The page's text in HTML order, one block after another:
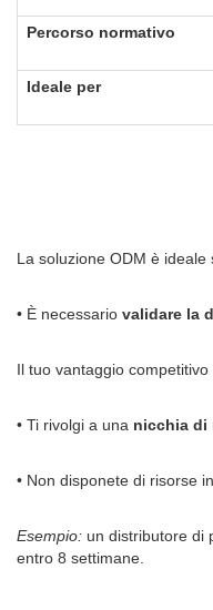
Percorso normativo
Ideale per
La soluzione ODM è ideale
• È necessario validare la
Il tuo vantaggio
• Ti rivolgi a una nicchia di
• Non disponete di risorse
Esempio: un distributore di
entro 8 settimane.